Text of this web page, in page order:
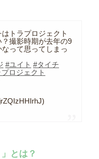
トラプロジェクト
撮影時期が去年の9
って思ってしまっ
#ユイト #タイチ
ロジェクト
とは？